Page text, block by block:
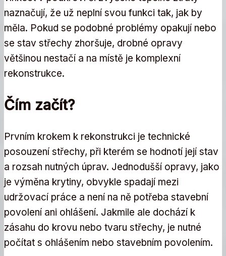
naznačují, že už neplní svou funkci tak, jak by
měla. Pokud se podobné problémy opakují nebo
se stav střechy zhoršuje, drobné opravy
většinou nestačí a na místě je komplexní
rekonstrukce.
Čím začít?
Prvním krokem k rekonstrukci je technické
posouzení střechy, při kterém se hodnotí její stav
a rozsah nutných úprav. Jednodušší opravy, jako
je výměna krytiny, obvykle spadají mezi
udržovací práce a není na ně potřeba stavební
povolení ani ohlášení. Jakmile ale dochází k
zásahu do krovu nebo tvaru střechy, je nutné
počítat s ohlášením nebo stavebním povolením.